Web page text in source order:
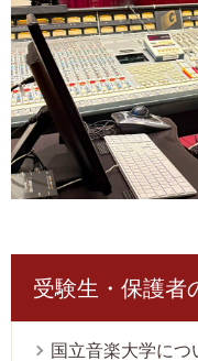
受験生・保護者
国立音楽大学につ